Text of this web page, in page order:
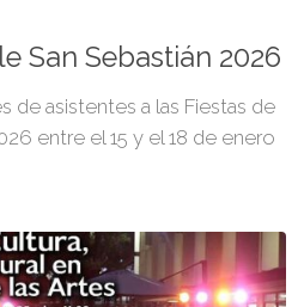
San Sebastián 2026
de asistentes a las Fiestas de
entre el 15 y el 18 de enero